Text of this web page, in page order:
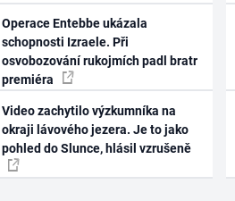
Operace Entebbe ukázala
schopnosti Izraele. Při
osvobozování rukojmích padl bratr
premiéra
Video zachytilo výzkumníka na
okraji lávového jezera. Je to jako
pohled do Slunce, hlásil vzrušeně